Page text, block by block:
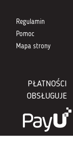
Regulamin
Pomoc
Mapa strony
PŁATNOŚCI
OBSŁUGUJE